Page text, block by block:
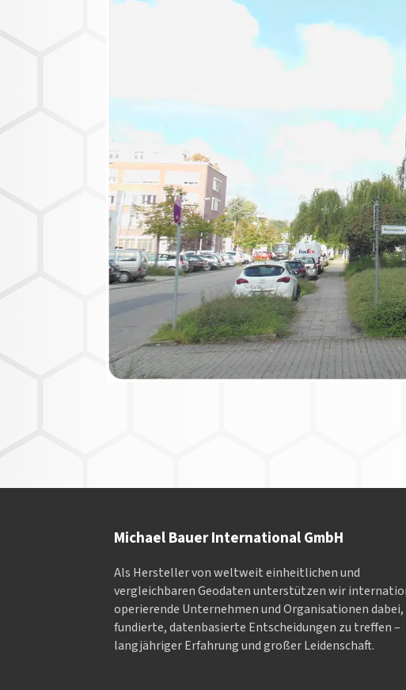
Michael Bauer International GmbH
Als Hersteller von weltweit einheitlichen und
vergleichbaren Geodaten un­ter­stüt­zen wir
ope­rieren­de Un­ter­neh­men und Or­ga­nisa­tionen
fundierte, datenbasierte Entscheidungen zu treffen
langjähriger Erfahrung und großer Leidenschaft.